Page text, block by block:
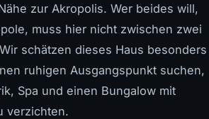
zur Akropolis. Wer beides will,
muss hier nicht zwischen zwei
schätzen dieses Haus besonders
ruhigen Ausgangspunkt suchen,
Spa und einen Bungalow mit
verzichten.